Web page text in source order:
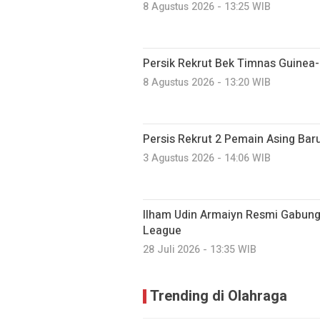
8 Agustus 2026 - 13:25 WIB
Persik Rekrut Bek Timnas
8 Agustus 2026 - 13:20 WIB
Persis Rekrut 2 Pemain Asing
3 Agustus 2026 - 14:06 WIB
Ilham Udin Armaiyn Resmi
League
28 Juli 2026 - 13:35 WIB
Trending di Olahraga